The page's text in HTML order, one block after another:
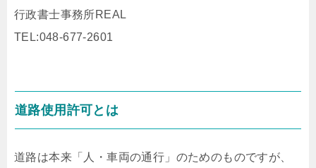
行政書士事務所REAL
TEL:048-677-2601
道路使用許可とは
道路は本来「人・車両の通行」のためのものですが、